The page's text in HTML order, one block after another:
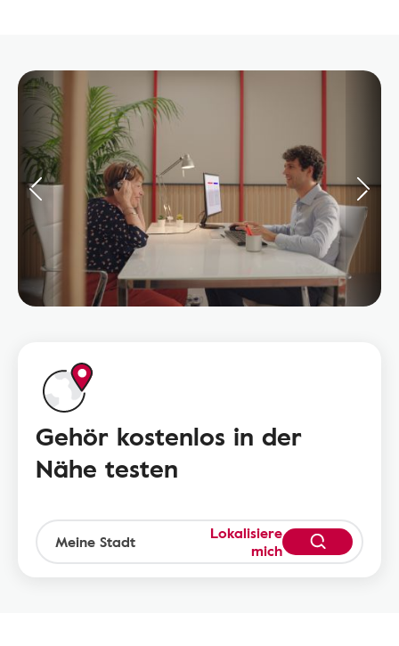
Gehör kostenlos in der
Nähe testen
Lokalisiere
mich